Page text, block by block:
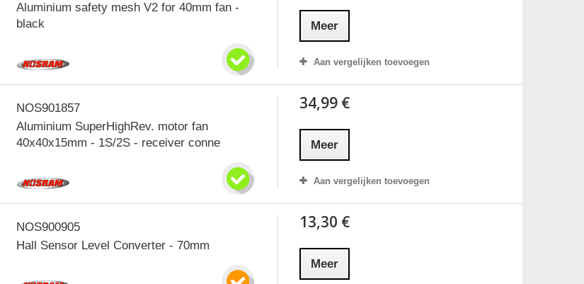
Aluminium safety mesh V2 for 40mm fan -
black
Meer
Aan vergelijken toevoegen
NOS901857
Aluminium SuperHighRev. motor fan
40x40x15mm - 1S/2S - receiver conne
34,99 €
Meer
Aan vergelijken toevoegen
NOS900905
Hall Sensor Level Converter - 70mm
13,30 €
Meer